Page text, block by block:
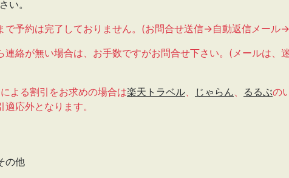
い。
で予約は完了しておりません。(お問合せ送信→自動返信メール
連絡が無い場合は、お手数ですがお問合せ下さい。(メールは、
よる割引をお求めの場合は楽天トラベル、 じゃらん、 るるぶの
応外となります。
の他